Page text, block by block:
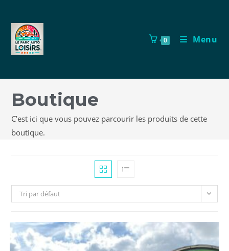
0 Menu
Boutique
C’est ici que vous pouvez parcourir les produits de cette
boutique.
Tri par défaut